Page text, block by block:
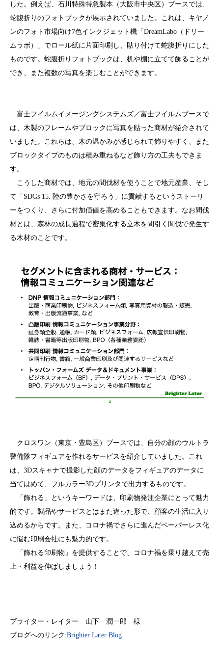
した。例えば、石川特殊特急製本（大阪市中央区）ブースでは、
蛇腹折りのフォトブックが展示されていました。これは、キヤノ
ンのフォト市場向け7色インクジェット機「DreamLabo（ドリー
ムラボ）」でロール紙に片面印刷し、貼り付けて蛇腹折りにした
ものです。蛇腹折りフォトブックは、机や棚に立てて飾ることが
でき、また複数の写真を楽しむことができます。
富士フイルムイメージングシステムズ／富士フイルムブースで
は、木製のフレームやブロックに写真を貼った商材が紹介されて
いました。これらは、木の温かみが感じられて飾りやすく、また
ブロックタイプのものは積み重ねるなど飾り方の工夫もできま
す。
こうした商材では、地元の間伐材を使うことで地元産業、そし
て「SDGs 15. 陸の豊かさを守ろう」に貢献するというストーリ
ーをつくり、さらに付加価値を高めることもできます。なお間伐
材とは、森林の成長過程で密集化する立木を間引く間伐で発生す
る木材のことです。
クロスワン（東京・豊島区）ブースでは、自分の顔のウルトラ
警備隊フィギュアを作れるサービスを紹介していました。これ
は、3Dスキャナで撮影した顔のデータをフィギュアのデータに
当てはめて、フルカラー3Dプリンタで出力するものです。
「飾れる」というキーワードは、印刷物発注企業にとって魅力
的です。製品やサービスとはまた違った形で、顧客の生活に入り
込めるからです。また、コロナ禍でさらに進んだペーパーレス化
に悩む印刷会社にも魅力的です。
「飾れる印刷物」を提供することで、コロナ禍を乗り越えて売
上・利益を伸ばしましょう！
ブライター・レイター 山下 潤一郎 様
ブログへのリンク:Brighter Later Blog